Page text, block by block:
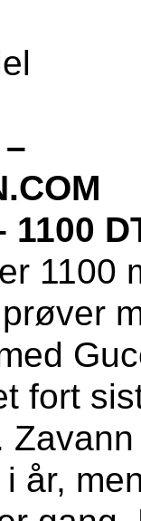
1100
1100
fort
år,